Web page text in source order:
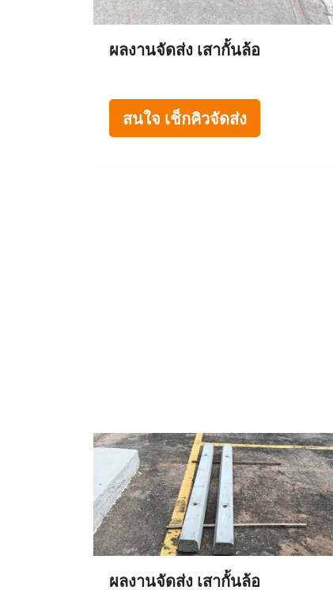
ผลงานจัดส่ง เสากั้นล้อ
สนใจ เช็กคิวจัดส่ง
ผลงานจัดส่ง เสากั้นล้อ